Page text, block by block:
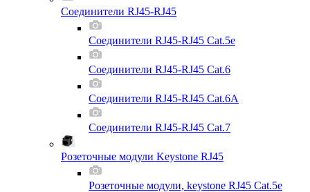
Соединители RJ45-RJ45
Соединители RJ45-RJ45 Cat.5e
Соединители RJ45-RJ45 Cat.6
Соединители RJ45-RJ45 Cat.6A
Соединители RJ45-RJ45 Cat.7
Розеточные модули Keystone RJ45
Розеточные модули, keystone RJ45 Cat.5e